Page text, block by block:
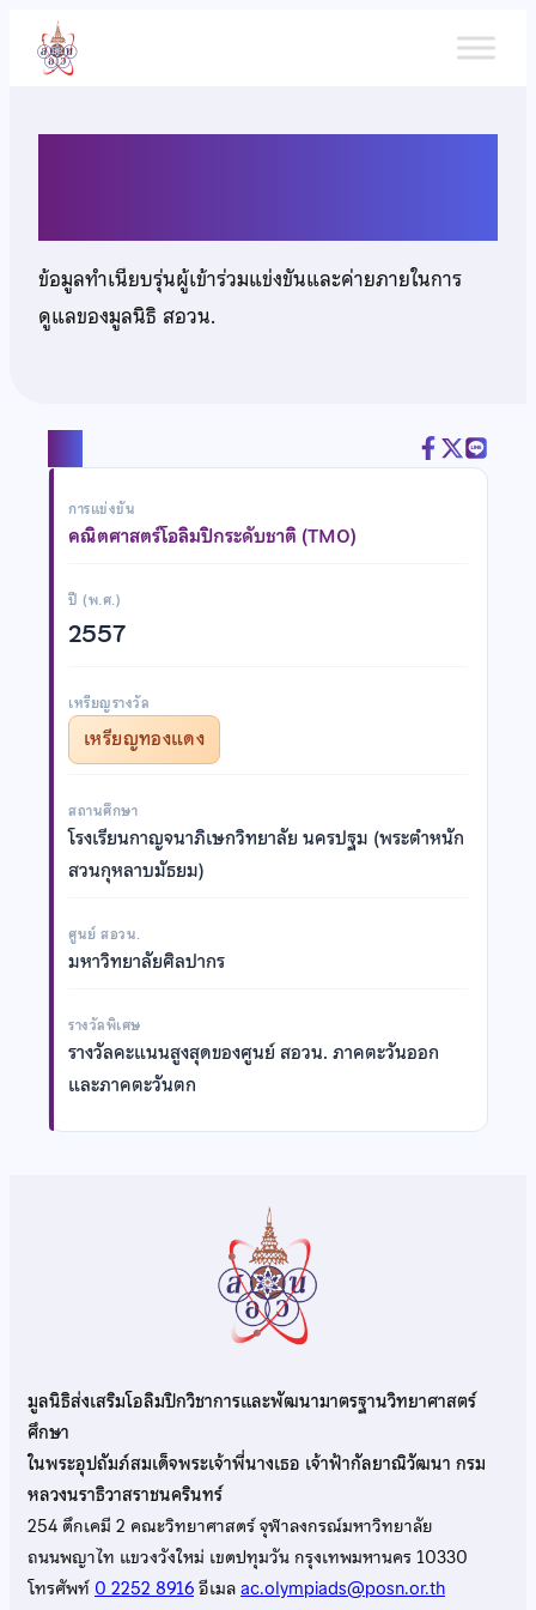
เนื้อหา
ข้อมูลทำเนียบรุ่นผู้เข้าร่วมแข่งขันและค่ายภายในการ
ดูแลของมูลนิธิ สอวน.
การแข่งขัน
คณิตศาสตร์โอลิมปิกระดับชาติ (TMO)
ปี (พ.ศ.)
2557
เหรียญรางวัล
เหรียญทองแดง
สถานศึกษา
โรงเรียนกาญจนาภิเษกวิทยาลัย นครปฐม (พระตำหนัก
สวนกุหลาบมัธยม)
ศูนย์ สอวน.
มหาวิทยาลัยศิลปากร
รางวัลพิเศษ
รางวัลคะแนนสูงสุดของศูนย์ สอวน. ภาคตะวันออก
และภาคตะวันตก
มูลนิธิส่งเสริมโอลิมปิกวิชาการและพัฒนามาตรฐานวิทยาศาสตร์
ศึกษา
ในพระอุปถัมภ์สมเด็จพระเจ้าพี่นางเธอ เจ้าฟ้ากัลยาณิวัฒนา กรม
หลวงนราธิวาสราชนครินทร์
254 ตึกเคมี 2 คณะวิทยาศาสตร์ จุฬาลงกรณ์มหาวิทยาลัย
ถนนพญาไท แขวงวังใหม่ เขตปทุมวัน กรุงเทพมหานคร 10330
โทรศัพท์0 2252 8916อีเมลac.olympiads@posn.or.th